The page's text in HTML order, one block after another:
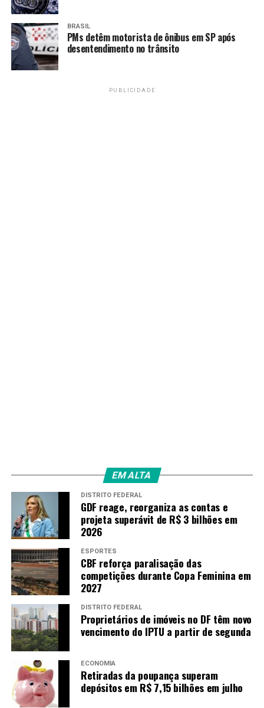
TEREMOS CLÁSSICO DA
SAUDADE NA FINAL DO
PAULISTÃO SICREDI
2024!
pic.twitter.com/b0fs0he9JX
BRASIL
PMs detêm motorista de ônibus em SP após
desentendimento no trânsito
PUBLICIDADE
EM ALTA
DISTRITO FEDERAL
GDF reage, reorganiza as contas e
projeta superávit de R$ 3 bilhões em
2026
ESPORTES
CBF reforça paralisação das
competições durante Copa Feminina em
2027
DISTRITO FEDERAL
Proprietários de imóveis no DF têm novo
vencimento do IPTU a partir de segunda
ECONOMIA
Retiradas da poupança superam
depósitos em R$ 7,15 bilhões em julho